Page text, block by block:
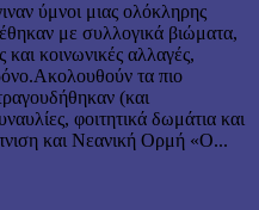
ύμνοι μιας ολόκληρης
με συλλογικά βιώματα,
και κοινωνικές αλλαγές,
τα πιο
(και
φοιτητικά δωμάτια και
και Νεανική Ορμή «Ο...